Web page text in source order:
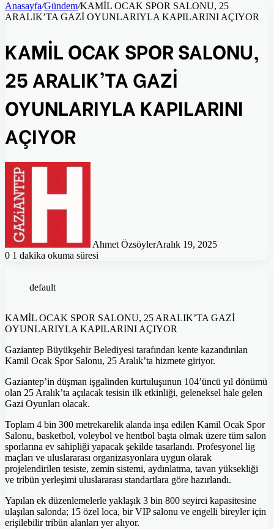
Anasayfa/Gündem/KAMİL OCAK SPOR SALONU, 25
ARALIK’TA GAZİ OYUNLARIYLA KAPILARINI AÇIYOR
KAMİL OCAK SPOR SALONU,
25 ARALIK’TA GAZİ
OYUNLARIYLA KAPILARINI
AÇIYOR
Ahmet ÖzsöylerAralık 19, 2025
0 1 dakika okuma süresi
default
KAMİL OCAK SPOR SALONU, 25 ARALIK’TA GAZİ
OYUNLARIYLA KAPILARINI AÇIYOR
Gaziantep Büyükşehir Belediyesi tarafından kente kazandırılan
Kamil Ocak Spor Salonu, 25 Aralık’ta hizmete giriyor.
Gaziantep’in düşman işgalinden kurtuluşunun 104’üncü yıl dönümü
olan 25 Aralık’ta açılacak tesisin ilk etkinliği, geleneksel hale gelen
Gazi Oyunları olacak.
Toplam 4 bin 300 metrekarelik alanda inşa edilen Kamil Ocak Spor
Salonu, basketbol, voleybol ve hentbol başta olmak üzere tüm salon
sporlarına ev sahipliği yapacak şekilde tasarlandı. Profesyonel lig
maçları ve uluslararası organizasyonlara uygun olarak
projelendirilen tesiste, zemin sistemi, aydınlatma, tavan yüksekliği
ve tribün yerleşimi uluslararası standartlara göre hazırlandı.
Yapılan ek düzenlemelerle yaklaşık 3 bin 800 seyirci kapasitesine
ulaşılan salonda; 15 özel loca, bir VIP salonu ve engelli bireyler için
erişilebilir tribün alanları yer alıyor.